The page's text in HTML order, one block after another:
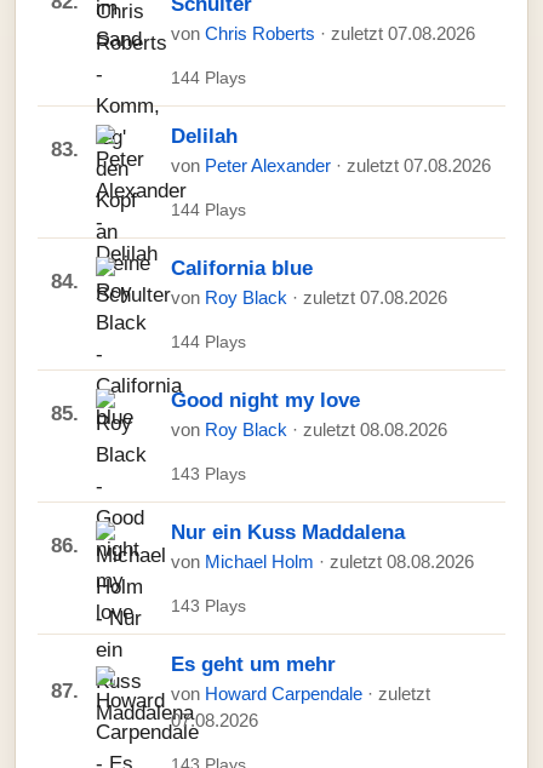
von Chris Roberts · zuletzt 07.08.2026
144 Plays
83.
Delilah
von Peter Alexander · zuletzt 07.08.2026
144 Plays
84.
California blue
von Roy Black · zuletzt 07.08.2026
144 Plays
85.
Good night my love
von Roy Black · zuletzt 08.08.2026
143 Plays
86.
Nur ein Kuss Maddalena
von Michael Holm · zuletzt 08.08.2026
143 Plays
87.
Es geht um mehr
von Howard Carpendale · zuletzt
07.08.2026